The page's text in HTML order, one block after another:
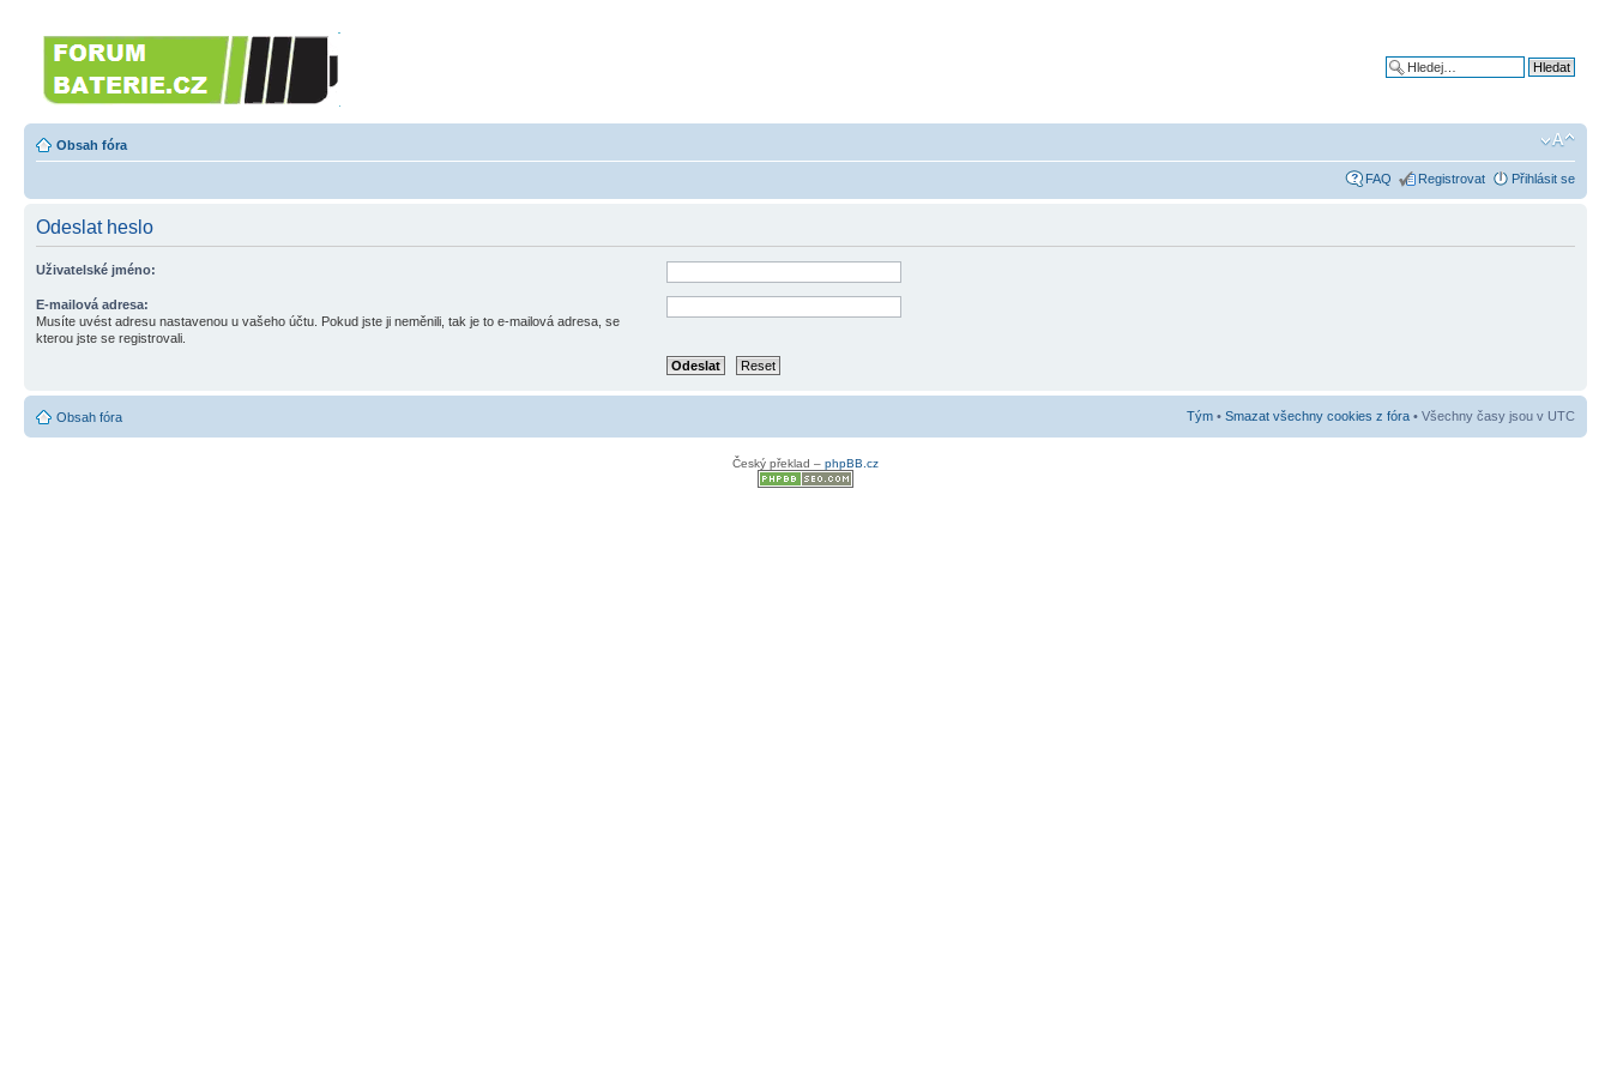
Obsah fóra
FAQ Registrovat Přihlásit se
Odeslat heslo
Uživatelské jméno:
E-mailová adresa:
Musíte uvést adresu nastavenou u vašeho účtu. Pokud jste ji neměnili, tak je to e-mailová adresa, se
kterou jste se registrovali.
Obsah fóra Tým • Smazat všechny cookies z fóra • Všechny časy jsou v UTC
Český překlad – phpBB.cz